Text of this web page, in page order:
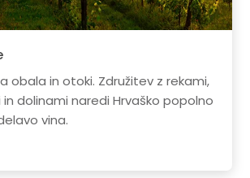
obala in otoki. Združitev z rekami,
dolinami naredi Hrvaško popolno
vina.